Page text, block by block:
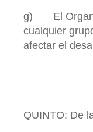
g) El
cualquier
afectar el
QUINTO: De